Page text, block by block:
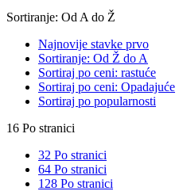
Sortiranje: Od A do Ž
Najnovije stavke prvo
Sortiranje: Od Ž do A
Sortiraj po ceni: rastuće
Sortiraj po ceni: Opadajuće
Sortiraj po popularnosti
16 Po stranici
32 Po stranici
64 Po stranici
128 Po stranici